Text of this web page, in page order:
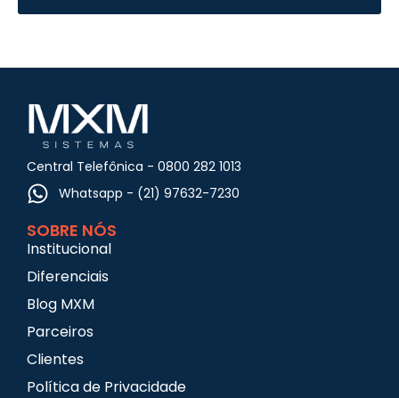
Central Telefônica - 0800 282 1013
Whatsapp - (21) 97632-7230
SOBRE NÓS
Institucional
Diferenciais
Blog MXM
Parceiros
Clientes
Política de Privacidade